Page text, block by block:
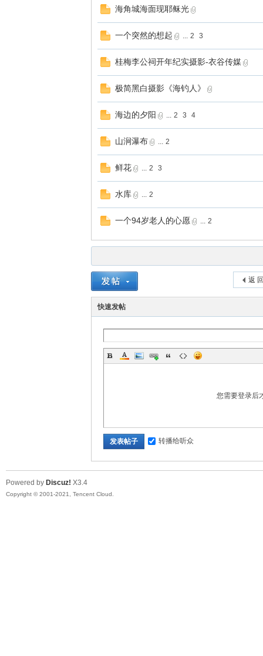
海角城海面现耶稣光
一个突然的想起 ... 2 3
桂梅李公祠开年纪实摄影-衣谷传媒
极简黑白摄影《海钓人》
海边的夕阳 ... 2 3 4
山涧瀑布 ... 2
鲜花 ... 2 3
水库 ... 2
一个94岁老人的心愿 ... 2
返
快速发帖
您需要登录后
发表帖子 转播给听众
Powered by Discuz! X3.4
Copyright © 2001-2021, Tencent Cloud.